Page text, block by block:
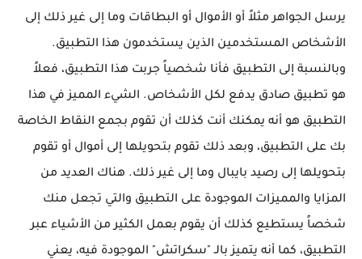
يرسل الجواهر مثلاً أو الأموال أو البطاقات وما إلى غير ذلك إلى
الأشخاص المستخدمين الذين يستخدمون هذا التطبيق.
وبالنسبة إلى التطبيق فأنا شخصياً جربت هذا التطبيق، فعلاً
هو تطبيق صادق يدفع لكل الأشخاص. الشيء المميز في هذا
التطبيق هو أنه يمكنك أنت كذلك أن تقوم بجمع النقاط الخاصة
بك على التطبيق، وبعد ذلك تقوم بتحويلها إلى أموال أو تقوم
بتحويلها إلى رصيد بايبال وما إلى غير ذلك. هناك العديد من
المزايا والمميزات الموجودة على التطبيق والتي تجعل منك
شخصاً يستطيع كذلك أن يقوم بعمل الكثير من الأشياء عبر
التطبيق، كما أنه يتميز بالـ "سكراتش" الموجودة فيه، يعني